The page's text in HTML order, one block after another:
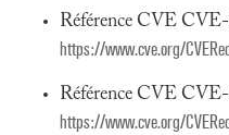
Référence CVE
https://www.cve.org/
Référence CVE
https://www.cve.org/